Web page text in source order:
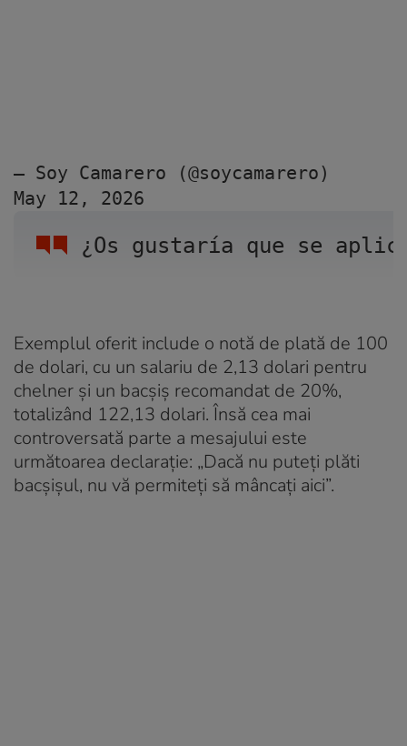
¿Os gustaría que se
— Soy Camarero (@soycamarero)
May 12, 2026
Exemplul oferit include o notă de plată de 100
de dolari, cu un salariu de 2,13 dolari pentru
chelner și un bacșiș recomandat de 20%,
totalizând 122,13 dolari. Însă cea mai
controversată parte a mesajului este
următoarea declarație: „Dacă nu puteți plăti
bacșișul, nu vă permiteți să mâncați aici”.